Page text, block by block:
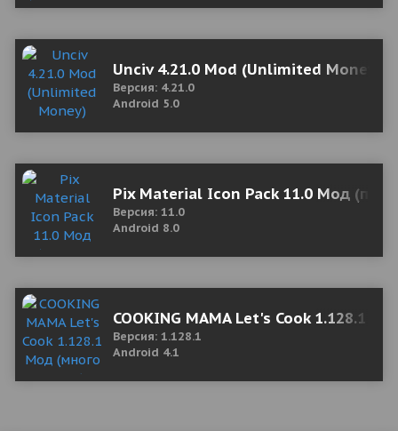
Unciv 4.21.0 Mod (Unlimited Money)
Версия: 4.21.0
Android 5.0
Pix Material Icon Pack 11.0 Мод
Версия: 11.0
Android 8.0
COOKING MAMA Let's Cook 1.128.1
Версия: 1.128.1
Android 4.1